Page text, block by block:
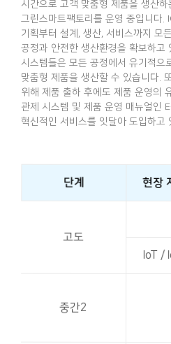
시간으로 고객 맞춤형 제품을 생산
그린스마트팩토리를 운영 중입니다.
기획부터 설계, 생산, 서비스까지 모
공정과 안전한 생산환경을 확보하고
시스템들은 모든 공정에서 유기적
맞춤형 제품을 생산할 수 있습니다.
위해 제품 출하 후에도 제품 운영의
관제 시스템 및 제품 운영 매뉴얼인
혁신적인 서비스를 잇달아 도입하고
단계 현장
고도
IoT /
중간2